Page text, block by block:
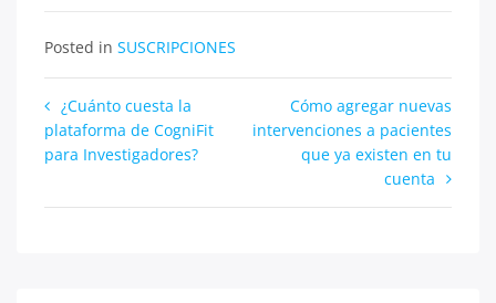
Posted in SUSCRIPCIONES
Navegación
de
¿Cuánto cuesta la
plataforma de CogniFit
para Investigadores?
Cómo agregar nuevas
intervenciones a pacientes
que ya existen en tu
cuenta